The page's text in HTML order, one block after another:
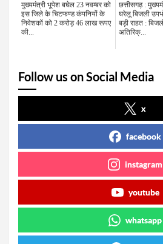
मुख्यमंत्री भूपेश बघेल 23 नवम्बर को
इस जिले के चिटफण्ड कंपनियों के
निवेशकों को 2 करोड़ 46 लाख रूपए
की...
छत्तीसगढ़ :
घरेलू बिजली
बड़ी राहत :
अतिरिक्...
Follow us on Social Media
x
facebook
instagram
youtube
whatsapp